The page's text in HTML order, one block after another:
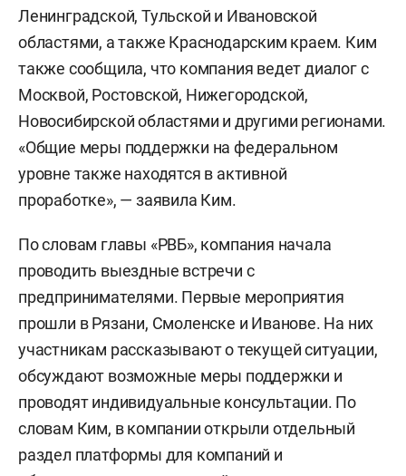
Ленинградской, Тульской и Ивановской
областями, а также Краснодарским краем. Ким
также сообщила, что компания ведет диалог с
Москвой, Ростовской, Нижегородской,
Новосибирской областями и другими регионами.
«Общие меры поддержки на федеральном
уровне также находятся в активной
проработке», — заявила Ким.
По словам главы «РВБ», компания начала
проводить выездные встречи с
предпринимателями. Первые мероприятия
прошли в Рязани, Смоленске и Иванове. На них
участникам рассказывают о текущей ситуации,
обсуждают возможные меры поддержки и
проводят индивидуальные консультации. По
словам Ким, в компании открыли отдельный
раздел платформы для компаний и